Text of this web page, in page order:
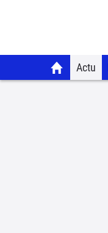
Actu